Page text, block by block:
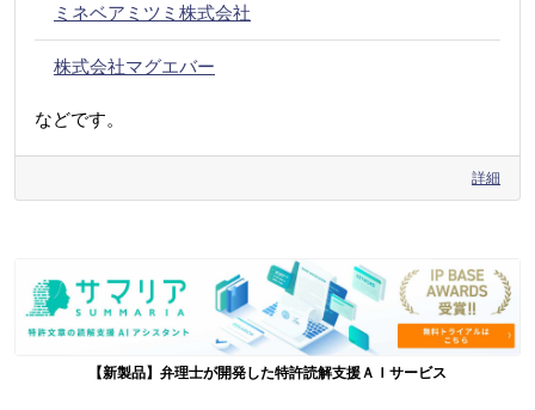
ミネベアミツミ株式会社
株式会社マグエバー
などです。
詳細
【新製品】弁理士が開発した特許読解支援ＡＩサービス